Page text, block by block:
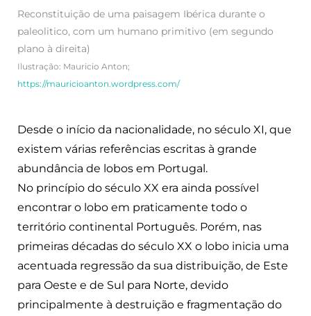
Reconstituição de uma paisagem Ibérica durante o
paleolitico, com um humano primitivo (em segundo
plano à direita)
Ilustração: Mauricio Anton;
https://mauricioanton.wordpress.com/
Desde o início da nacionalidade, no século XI, que
existem várias referências escritas à grande
abundância de lobos em Portugal.
No princípio do século XX era ainda possível
encontrar o lobo em praticamente todo o
território continental Português. Porém, nas
primeiras décadas do século XX o lobo inicia uma
acentuada regressão da sua distribuição, de Este
para Oeste e de Sul para Norte, devido
principalmente à destruição e fragmentação do